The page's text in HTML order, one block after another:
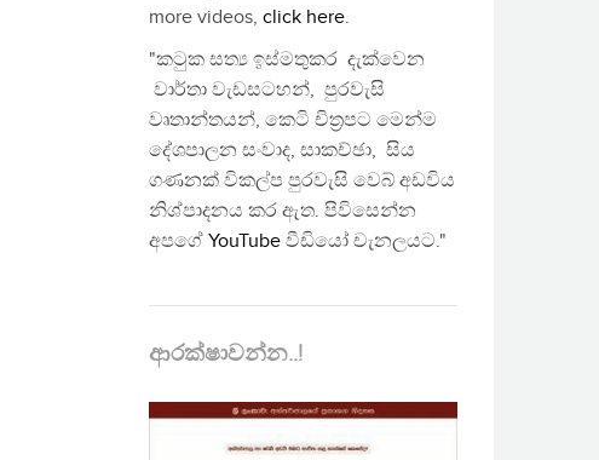
more videos, click here.
"කටුක සත්‍ය ඉස්මතුකර දැක්වෙන
වාර්තා වැඩසටහන්, පුරවැසි
වෘතාන්තයන්, කෙටි චිත්‍රපට මෙන්ම
දේශපාලන සංවාද, සාකච්ඡා, සිය
ගණනක් විකල්ප පුරවැසි වෙබ් අඩවිය
නිශ්පාදනය කර ඇත. පිවිසෙන්න
අපගේ YouTube වීඩියෝ චැනලයට."
ආරක්ෂාවන්න..!